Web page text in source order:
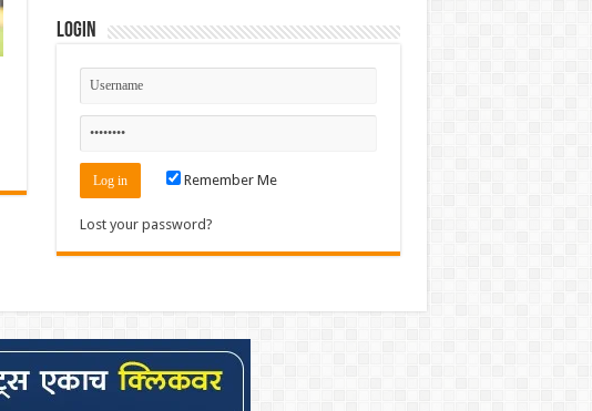
Login
Remember Me
Lost your password?